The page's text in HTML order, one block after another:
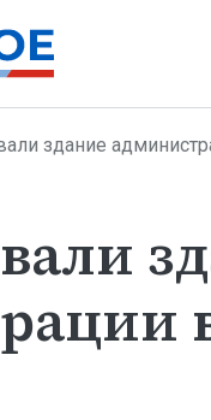
здание